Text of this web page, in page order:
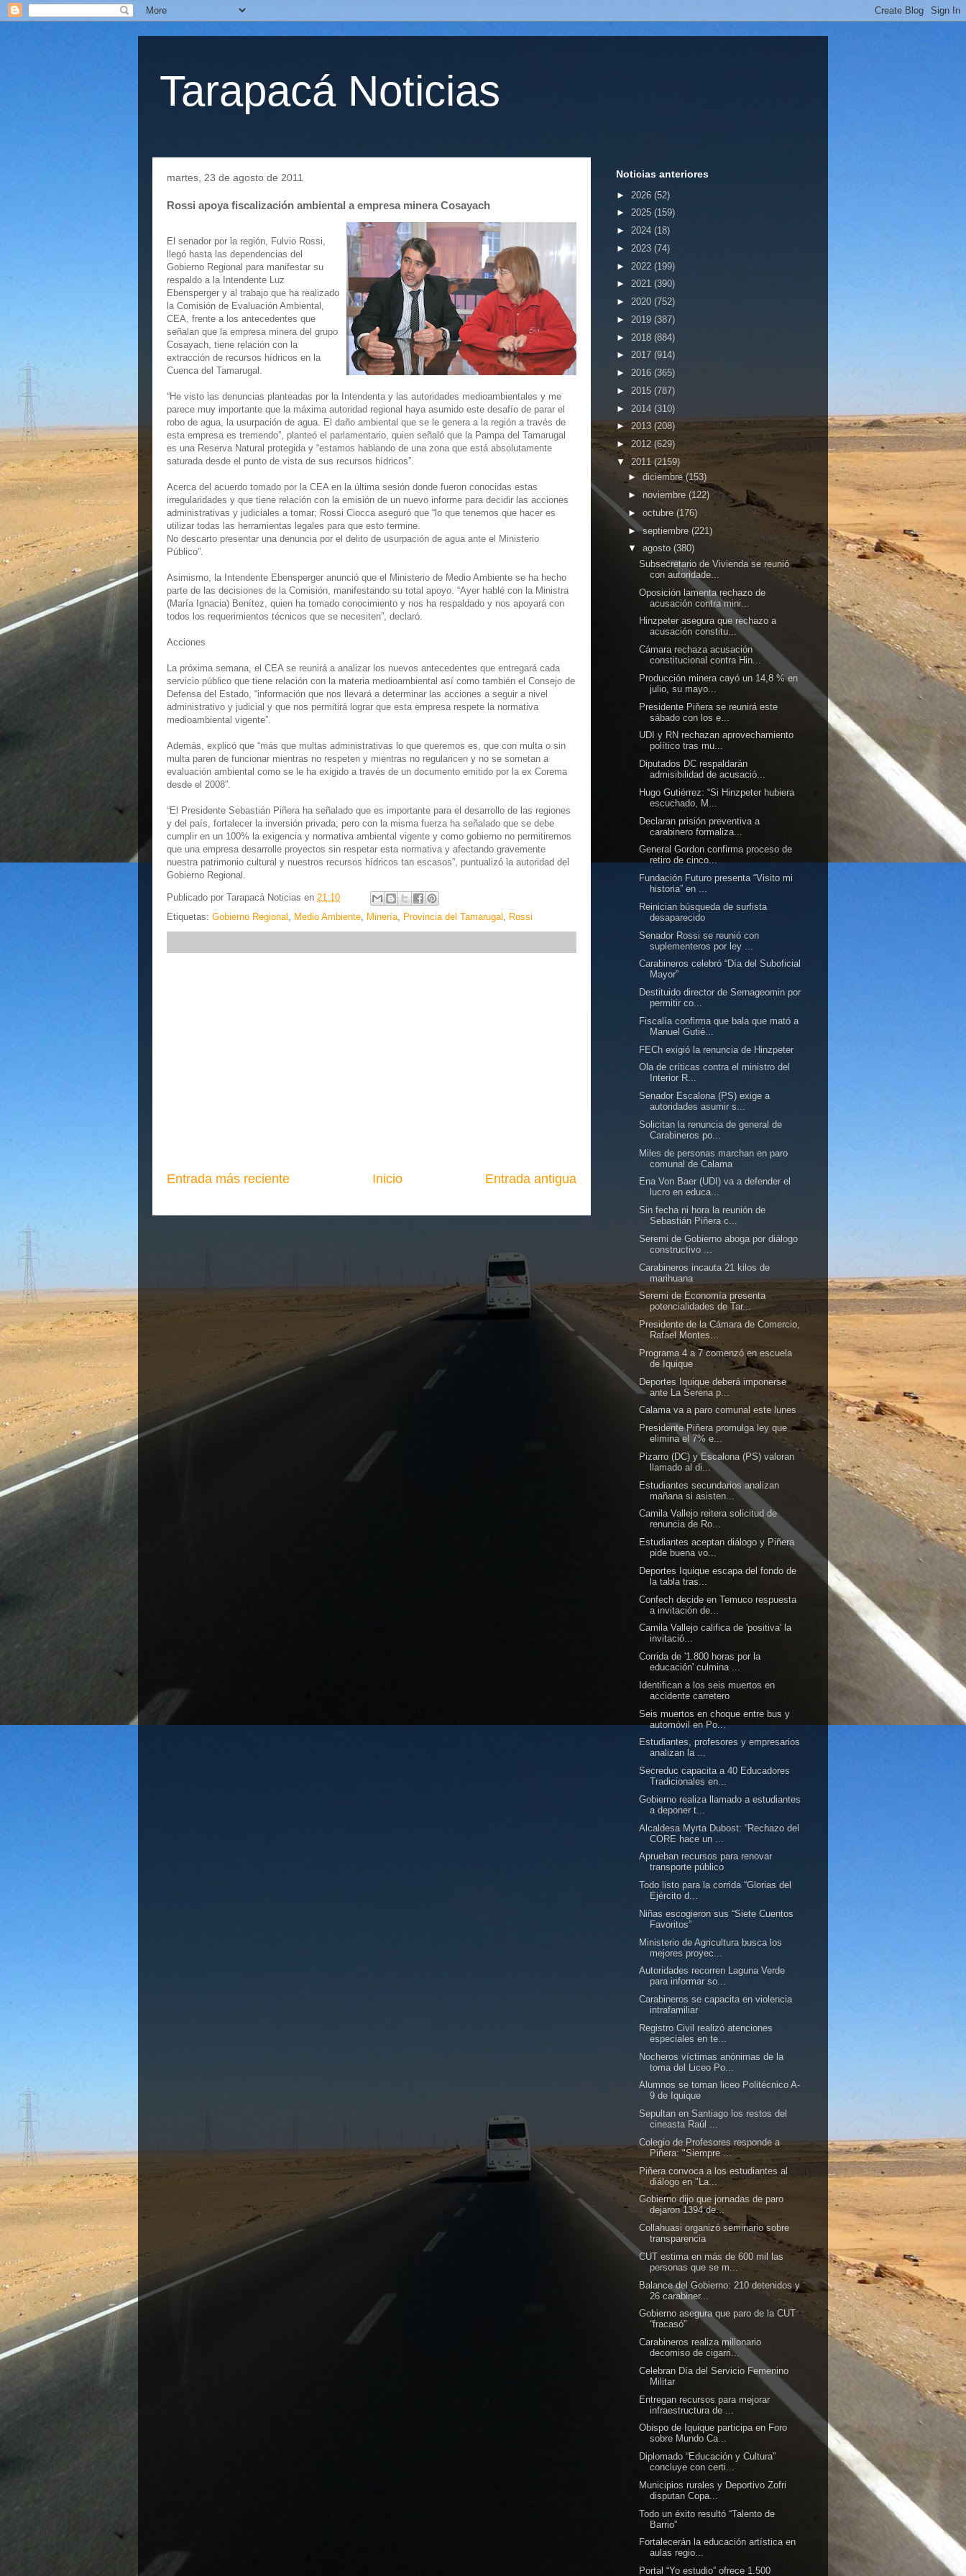
Tarapacá Noticias
martes, 23 de agosto de 2011
Rossi apoya fiscalización ambiental a empresa minera Cosayach
El senador por la región, Fulvio Rossi,
llegó hasta las dependencias del
Gobierno Regional para manifestar su
respaldo a la Intendente Luz
Ebensperger y al trabajo que ha realizado
la Comisión de Evaluación Ambiental,
CEA, frente a los antecedentes que
señalan que la empresa minera del grupo
Cosayach, tiene relación con la
extracción de recursos hídricos en la
Cuenca del Tamarugal.
“He visto las denuncias planteadas por la Intendenta y las autoridades medioambientales y me
parece muy importante que la máxima autoridad regional haya asumido este desafío de parar el
robo de agua, la usurpación de agua. El daño ambiental que se le genera a la región a través de
esta empresa es tremendo”, planteó el parlamentario, quien señaló que la Pampa del Tamarugal
es una Reserva Natural protegida y “estamos hablando de una zona que está absolutamente
saturada desde el punto de vista de sus recursos hídricos”.
Acerca del acuerdo tomado por la CEA en la última sesión donde fueron conocidas estas
irregularidades y que tiene relación con la emisión de un nuevo informe para decidir las acciones
administrativas y judiciales a tomar; Rossi Ciocca aseguró que “lo que tenemos que hacer es
utilizar todas las herramientas legales para que esto termine.
No descarto presentar una denuncia por el delito de usurpación de agua ante el Ministerio
Público”.
Asimismo, la Intendente Ebensperger anunció que el Ministerio de Medio Ambiente se ha hecho
parte de las decisiones de la Comisión, manifestando su total apoyo. “Ayer hablé con la Ministra
(María Ignacia) Benítez, quien ha tomado conocimiento y nos ha respaldado y nos apoyará con
todos los requerimientos técnicos que se necesiten”, declaró.
Acciones
La próxima semana, el CEA se reunirá a analizar los nuevos antecedentes que entregará cada
servicio público que tiene relación con la materia medioambiental así como también el Consejo de
Defensa del Estado, “información que nos llevará a determinar las acciones a seguir a nivel
administrativo y judicial y que nos permitirá lograr que esta empresa respete la normativa
medioambiental vigente”.
Además, explicó que “más que multas administrativas lo que queremos es, que con multa o sin
multa paren de funcionar mientras no respeten y mientras no regularicen y no se sometan a
evaluación ambiental como se le ha exigido a través de un documento emitido por la ex Corema
desde el 2008”.
“El Presidente Sebastián Piñera ha señalado que es importante para el desarrollo de las regiones
y del país, fortalecer la inversión privada; pero con la misma fuerza ha señalado que se debe
cumplir en un 100% la exigencia y normativa ambiental vigente y como gobierno no permitiremos
que una empresa desarrolle proyectos sin respetar esta normativa y afectando gravemente
nuestra patrimonio cultural y nuestros recursos hídricos tan escasos”, puntualizó la autoridad del
Gobierno Regional.
Publicado por Tarapacá Noticias en 21:10
Etiquetas: Gobierno Regional , Medio Ambiente, Minería, Provincia del Tamarugal , Rossi
Entrada más reciente Entrada antigua
Inicio
Noticias anteriores
► 2026 (52)
► 2025 (159)
► 2024 (18)
► 2023 (74)
► 2022 (199)
► 2021 (390)
► 2020 (752)
► 2019 (387)
► 2018 (884)
► 2017 (914)
► 2016 (365)
► 2015 (787)
► 2014 (310)
► 2013 (208)
► 2012 (629)
▼ 2011 (2159)
► diciembre(153)
► noviembre (122)
► octubre (176)
►septiembre (221)
▼ agosto (380)
Subsecretario de Vivienda se reunió
con autoridade...
Oposición lamenta rechazo de
acusación contra mini...
Hinzpeter asegura que rechazo a
acusación constitu...
Cámara rechaza acusación
constitucional contra Hin...
Producción minera cayó un 14,8 % en
julio, su mayo...
Presidente Piñera se reunirá este
sábado con los e...
UDI y RN rechazan aprovechamiento
político tras mu...
Diputados DC respaldarán
admisibilidad de acusació...
Hugo Gutiérrez: “Si Hinzpeter hubiera
escuchado, M...
Declaran prisión preventiva a
carabinero formaliza...
General Gordon confirma proceso de
retiro de cinco...
Fundación Futuro presenta “Visito mi
historia” en ...
Reinician búsqueda de surfista
desaparecido
Senador Rossi se reunió con
suplementeros por ley ...
Carabineros celebró “Día del Suboficial
Mayor”
Destituido director de Sernageomin por
permitir co...
Fiscalía confirma que bala que mató a
Manuel Gutié...
FECh exigió la renuncia de Hinzpeter
Ola de críticas contra el ministro del
Interior R...
Senador Escalona (PS) exige a
autoridades asumir s...
Solicitan la renuncia de general de
Carabineros po...
Miles de personas marchan en paro
comunal de Calama
Ena Von Baer (UDI) va a defender el
lucro en educa...
Sin fecha ni hora la reunión de
Sebastián Piñera c...
Seremi de Gobierno aboga por diálogo
constructivo ...
Carabineros incauta 21 kilos de
marihuana
Seremi de Economía presenta
potencialidades de Tar...
Presidente de la Cámara de Comercio,
Rafael Montes...
Programa 4 a 7 comenzó en escuela
de Iquique
Deportes Iquique deberá imponerse
ante La Serena p...
Calama va a paro comunal este lunes
Presidente Piñera promulga ley que
elimina el 7% e...
Pizarro (DC) y Escalona (PS) valoran
llamado al di...
Estudiantes secundarios analizan
mañana si asisten...
Camila Vallejo reitera solicitud de
renuncia de Ro...
Estudiantes aceptan diálogo y Piñera
pide buena vo...
Deportes Iquique escapa del fondo de
la tabla tras...
Confech decide en Temuco respuesta
a invitación de...
Camila Vallejo califica de 'positiva' la
invitació...
Corrida de '1.800 horas por la
educación' culmina ...
Identifican a los seis muertos en
accidente carretero
Seis muertos en choque entre bus y
automóvil en Po...
Estudiantes, profesores y empresarios
analizan la ...
Secreduc capacita a 40 Educadores
Tradicionales en...
Gobierno realiza llamado a estudiantes
a deponer t...
Alcaldesa Myrta Dubost: “Rechazo del
CORE hace un ...
Aprueban recursos para renovar
transporte público
Todo listo para la corrida “Glorias del
Ejército d...
Niñas escogieron sus “Siete Cuentos
Favoritos”
Ministerio de Agricultura busca los
mejores proyec...
Autoridades recorren Laguna Verde
para informar so...
Carabineros se capacita en violencia
intrafamiliar
Registro Civil realizó atenciones
especiales en te...
Nocheros víctimas anónimas de la
toma del Liceo Po...
Alumnos se toman liceo Politécnico A-
9 de Iquique
Sepultan en Santiago los restos del
cineasta Raúl ...
Colegio de Profesores responde a
Piñera: "Siempre ...
Piñera convoca a los estudiantes al
diálogo en "La...
Gobierno dijo que jornadas de paro
dejaron 1394 de...
Collahuasi organizó seminario sobre
transparencia
CUT estima en más de 600 mil las
personas que se m...
Balance del Gobierno: 210 detenidos y
26 carabiner...
Gobierno asegura que paro de la CUT
“fracasó”
Carabineros realiza millonario
decomiso de cigarri...
Celebran Día del Servicio Femenino
Militar
Entregan recursos para mejorar
infraestructura de ...
Obispo de Iquique participa en Foro
sobre Mundo Ca...
Diplomado “Educación y Cultura”
concluye con certi...
Municipios rurales y Deportivo Zofri
disputan Copa...
Todo un éxito resultó “Talento de
Barrio”
Fortalecerán la educación artística en
aulas regio...
Portal “Yo estudio” ofrece 1.500